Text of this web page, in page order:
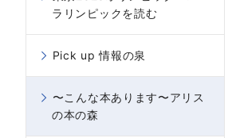
ラリンピックを読む
Pick up 情報の泉
〜こんな本あります〜アリス
の本の森